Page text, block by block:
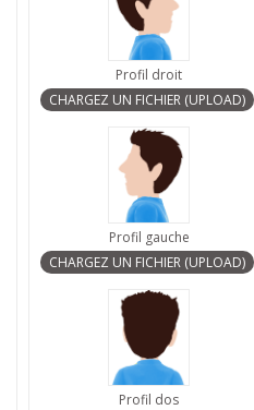
Profil droit
Profil gauche
Profil dos